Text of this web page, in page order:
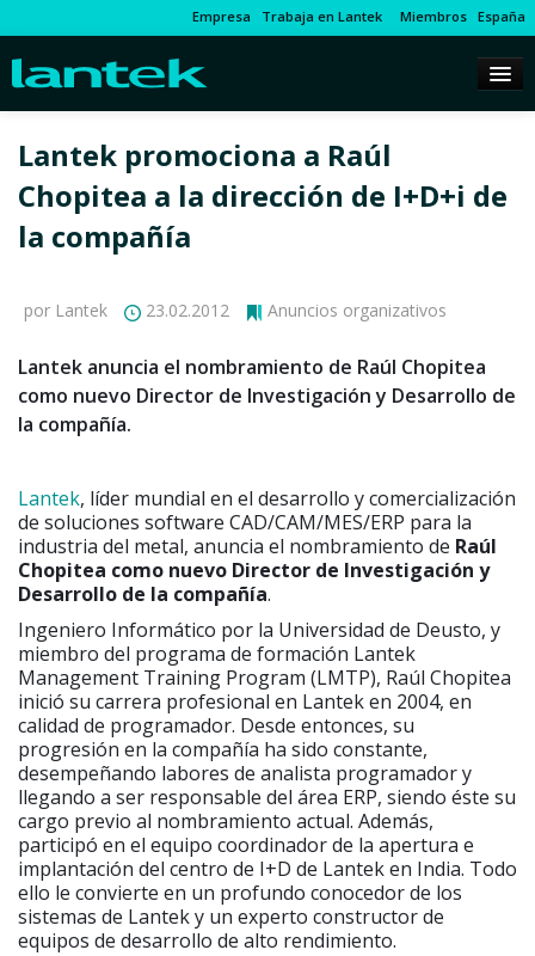
Empresa Trabaja en Lantek Miembros España
Lantek promociona a Raúl
Chopitea a la dirección de I+D+i de
la compañía
por Lantek 23.02.2012 Anuncios organizativos
Lantek anuncia el nombramiento de Raúl Chopitea
como nuevo Director de Investigación y Desarrollo de
la compañía.
Lantek, líder mundial en el desarrollo y comercialización
de soluciones software CAD/CAM/MES/ERP para la
industria del metal, anuncia el nombramiento de Raúl
Chopitea como nuevo Director de Investigación y
Desarrollo de la compañía.
Ingeniero Informático por la Universidad de Deusto, y
miembro del programa de formación Lantek
Management Training Program (LMTP), Raúl Chopitea
inició su carrera profesional en Lantek en 2004, en
calidad de programador. Desde entonces, su
progresión en la compañía ha sido constante,
desempeñando labores de analista programador y
llegando a ser responsable del área ERP, siendo éste su
cargo previo al nombramiento actual. Además,
participó en el equipo coordinador de la apertura e
implantación del centro de I+D de Lantek en India. Todo
ello le convierte en un profundo conocedor de los
sistemas de Lantek y un experto constructor de
equipos de desarrollo de alto rendimiento.